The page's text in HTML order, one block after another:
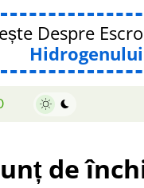
Despre
Hidrogenului
de